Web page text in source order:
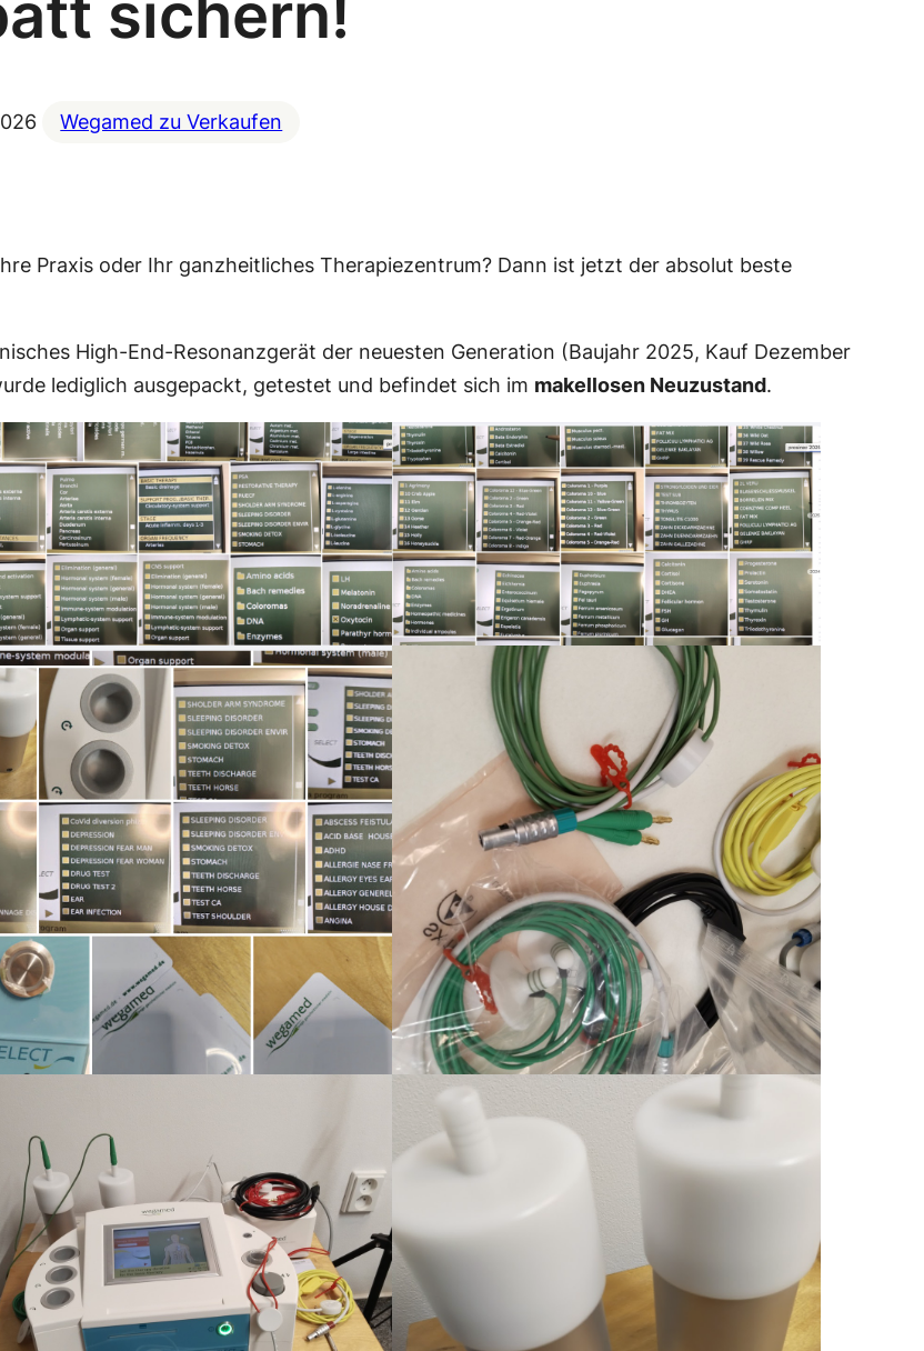
Wegamed zu Verkaufen
Praxis oder Ihr ganzheitliches Therapiezentrum? Dann ist jetzt der absolut beste
High-End-Resonanzgerät der neuesten Generation (Baujahr 2025, Kauf Dezember
lediglich ausgepackt, getestet und befindet sich im makellosen Neuzustand.